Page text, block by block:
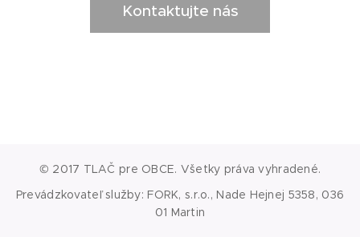
Kontaktujte nás
© 2017 TLAČ pre OBCE. Všetky práva vyhradené.
Prevádzkovateľ služby: FORK, s.r.o., Nade Hejnej 5358, 036
01 Martin